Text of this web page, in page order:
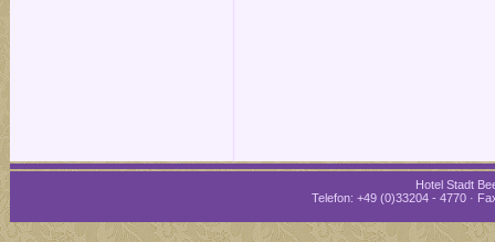
Hotel Stadt
Telefon: +49 (0)33204 - 4770 ·